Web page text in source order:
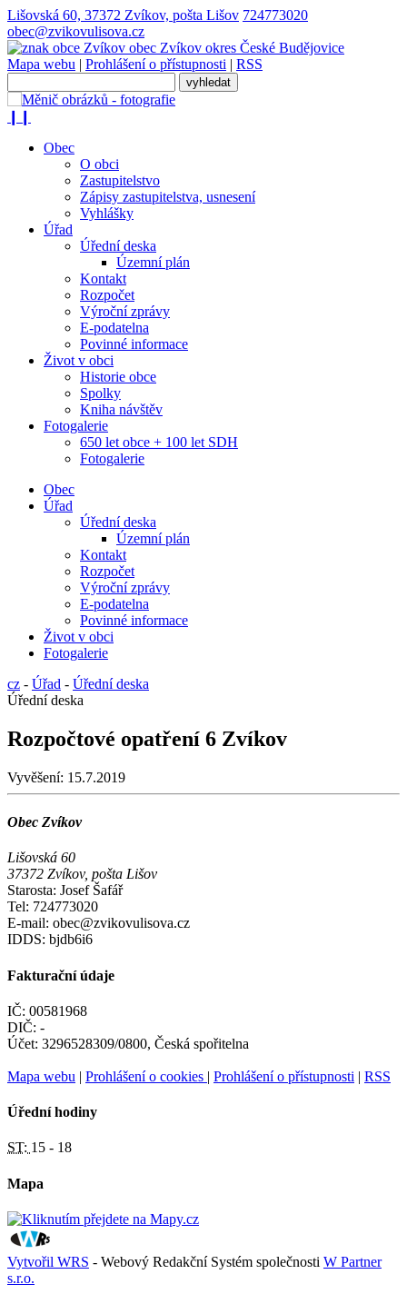
Lišovská 60, 37372 Zvíkov, pošta Lišov 724773020
obec@zvikovulisova.cz
obec Zvíkov okres České Budějovice
Mapa webu | Prohlášení o přístupnosti | RSS
Obec
O obci
Zastupitelstvo
Zápisy zastupitelstva, usnesení
Vyhlášky
Úřad
Úřední deska
Územní plán
Kontakt
Rozpočet
Výroční zprávy
E-podatelna
Povinné informace
Život v obci
Historie obce
Spolky
Kniha návštěv
Fotogalerie
650 let obce + 100 let SDH
Fotogalerie
Obec
Úřad
Úřední deska
Územní plán
Kontakt
Rozpočet
Výroční zprávy
E-podatelna
Povinné informace
Život v obci
Fotogalerie
cz - Úřad - Úřední deska
Úřední deska
Rozpočtové opatření 6 Zvíkov
Vyvěšení: 15.7.2019
Obec Zvíkov
Lišovská 60
37372 Zvíkov, pošta Lišov
Starosta: Josef Šafář
Tel: 724773020
E-mail: obec@zvikovulisova.cz
IDDS: bjdb6i6
Fakturační údaje
IČ: 00581968
DIČ: -
Účet: 3296528309/0800, Česká spořitelna
Mapa webu | Prohlášení o cookies | Prohlášení o přístupnosti | RSS
Úřední hodiny
ST: 15 - 18
Mapa
Vytvořil WRS - Webový Redakční Systém společnosti W Partner
s.r.o.